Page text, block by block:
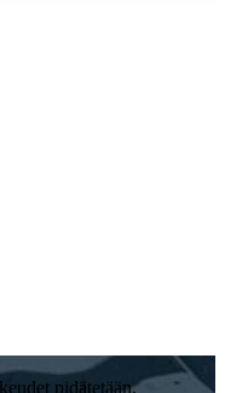
pidätetään.